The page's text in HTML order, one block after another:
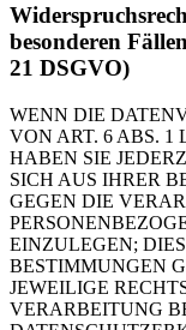
besonderen
21 DSGVO)
WENN DIE
VON ART. 6 ABS. 1
HABEN SIE
SICH AUS IHRER
GEGEN DIE
EINZULEGEN;
BESTIMMUNGEN
JEWEILIGE
VERARBEITUNG